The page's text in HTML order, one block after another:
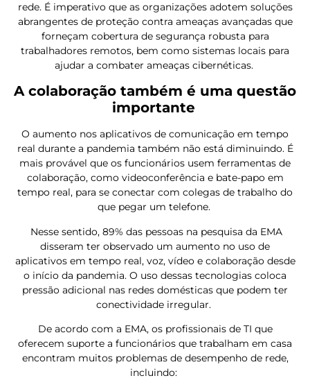
rede. É imperativo que as organizações adotem soluções
abrangentes de proteção contra ameaças avançadas que
forneçam cobertura de segurança robusta para
trabalhadores remotos, bem como sistemas locais para
ajudar a combater ameaças cibernéticas.
A colaboração também é uma questão
importante
O aumento nos aplicativos de comunicação em tempo
real durante a pandemia também não está diminuindo. É
mais provável que os funcionários usem ferramentas de
colaboração, como videoconferência e bate-papo em
tempo real, para se conectar com colegas de trabalho do
que pegar um telefone.
Nesse sentido, 89% das pessoas na pesquisa da EMA
disseram ter observado um aumento no uso de
aplicativos em tempo real, voz, vídeo e colaboração desde
o início da pandemia. O uso dessas tecnologias coloca
pressão adicional nas redes domésticas que podem ter
conectividade irregular.
De acordo com a EMA, os profissionais de TI que
oferecem suporte a funcionários que trabalham em casa
encontram muitos problemas de desempenho de rede,
incluindo: